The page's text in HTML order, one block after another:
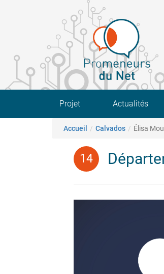
Main navigation
Projet Actualités
Fil d'Ariane
Accueil Calvados Élisa